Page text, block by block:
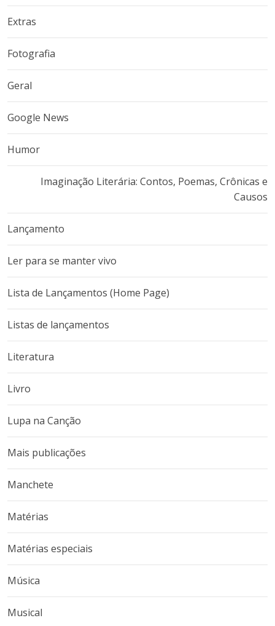
Extras
Fotografia
Geral
Google News
Humor
Imaginação Literária: Contos, Poemas, Crônicas e
Causos
Lançamento
Ler para se manter vivo
Lista de Lançamentos (Home Page)
Listas de lançamentos
Literatura
Livro
Lupa na Canção
Mais publicações
Manchete
Matérias
Matérias especiais
Música
Musical